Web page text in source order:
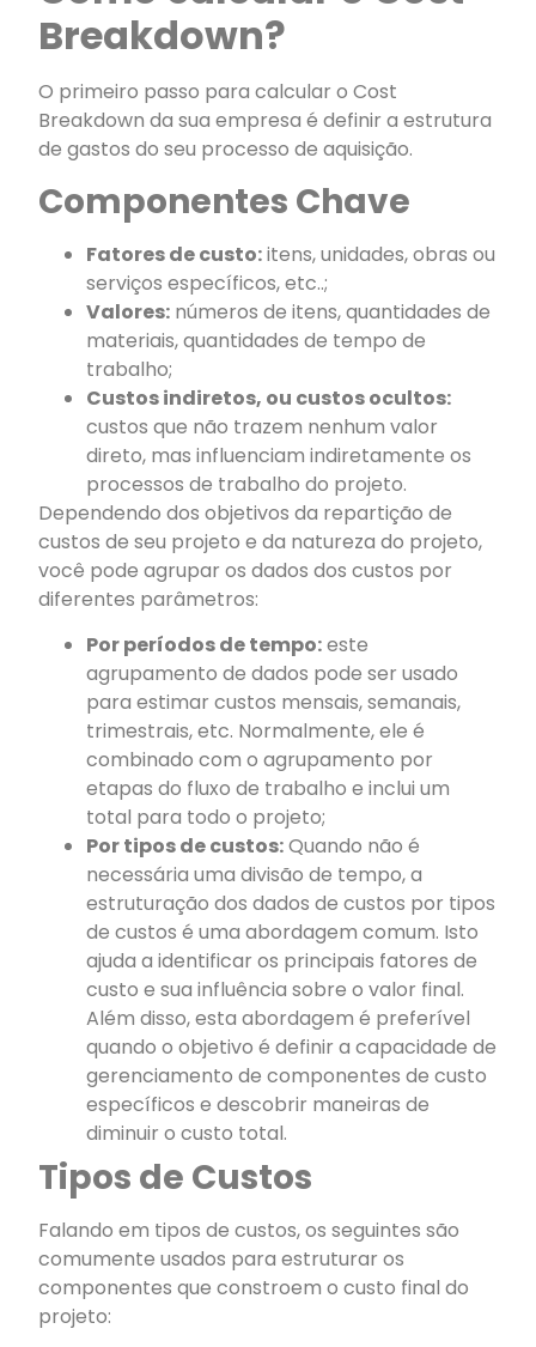
Breakdown?
O primeiro passo para calcular o Cost
Breakdown da sua empresa é definir a estrutura
de gastos do seu processo de aquisição.
Componentes Chave
Fatores de custo:itens, unidades, obras ou
serviços específicos, etc..;
Valores: números de itens, quantidades de
materiais, quantidades de tempo de
trabalho;
Custos indiretos, ou custos ocultos:
custos que não trazem nenhum valor
direto, mas influenciam indiretamente os
processos de trabalho do projeto.
Dependendo dos objetivos da repartição de
custos de seu projeto e da natureza do projeto,
você pode agrupar os dados dos custos por
diferentes parâmetros:
Por períodos de tempo:este
agrupamento de dados pode ser usado
para estimar custos mensais, semanais,
trimestrais, etc. Normalmente, ele é
combinado com o agrupamento por
etapas do fluxo de trabalho e inclui um
total para todo o projeto;
Por tipos de custos:Quando não é
necessária uma divisão de tempo, a
estruturação dos dados de custos por tipos
de custos é uma abordagem comum. Isto
ajuda a identificar os principais fatores de
custo e sua influência sobre o valor final.
Além disso, esta abordagem é preferível
quando o objetivo é definir a capacidade de
gerenciamento de componentes de custo
específicos e descobrir maneiras de
diminuir o custo total.
Tipos de Custos
Falando em tipos de custos, os seguintes são
comumente usados para estruturar os
componentes que constroem o custo final do
projeto: